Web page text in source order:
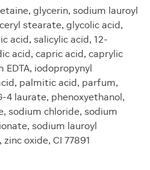
glycerin, sodium lauroyl
stearate, glycolic acid,
acid, salicylic acid, 12-
acid, capric acid, caprylic
EDTA, iodopropynyl
palmitic acid, parfum,
4 laurate, phenoxyethanol,
sodium chloride, sodium
sodium lauroyl
oxide, CI 77891